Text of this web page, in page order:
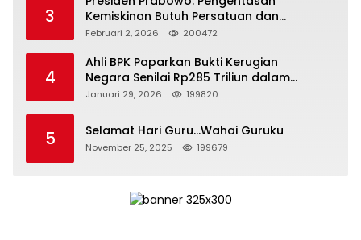
3
Kemiskinan Butuh Persatuan dan
Kepemimpinan yang Bertanggung Jawab
Februari 2, 2026 200472
4
Ahli BPK Paparkan Bukti Kerugian
Negara Senilai Rp285 Triliun dalam
Persidangan Korupsi PT Pertamina
Januari 29, 2026 199820
5 Selamat Hari Guru…Wahai Guruku
November 25, 2025 199679